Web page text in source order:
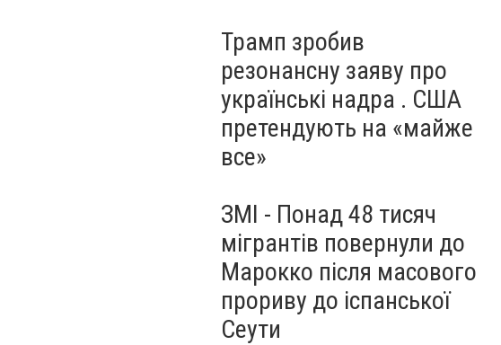
Трамп зробив
резонансну заяву про
українські надра . США
претендують на «майже
все»
ЗМІ - Понад 48 тисяч
мігрантів повернули до
Марокко після масового
прориву до іспанської
Сеути